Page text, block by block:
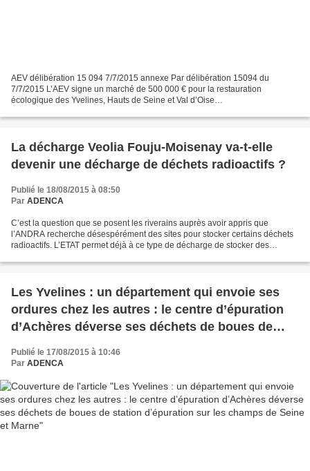
AEV délibération 15 094 7/7/2015 annexe Par délibération 15094 du
7/7/2015 L’AEV signe un marché de 500 000 € pour la restauration
écologique des Yvelines, Hauts de Seine et Val d’Oise
oads/15-
La décharge Veolia Fouju-Moisenay va-t-elle
devenir une décharge de déchets radioactifs ?
Publié le 18/08/2015 à 08:50
Par ADENCA
C’est la question que se posent les riverains auprès avoir appris que
l’ANDRA recherche désespérément des sites pour stocker certains déchets
radioactifs. L’ETAT permet déjà à ce type de décharge de stocker des
Les Yvelines : un département qui envoie ses
ordures chez les autres : le centre d’épuration
d’Achères déverse ses déchets de boues de
Marne
Publié le 17/08/2015 à 10:46
Par ADENCA